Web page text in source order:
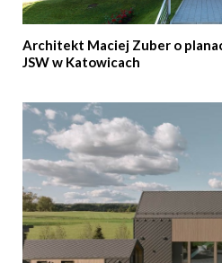
Architekt Maciej Zuber o
JSW w Katowicach